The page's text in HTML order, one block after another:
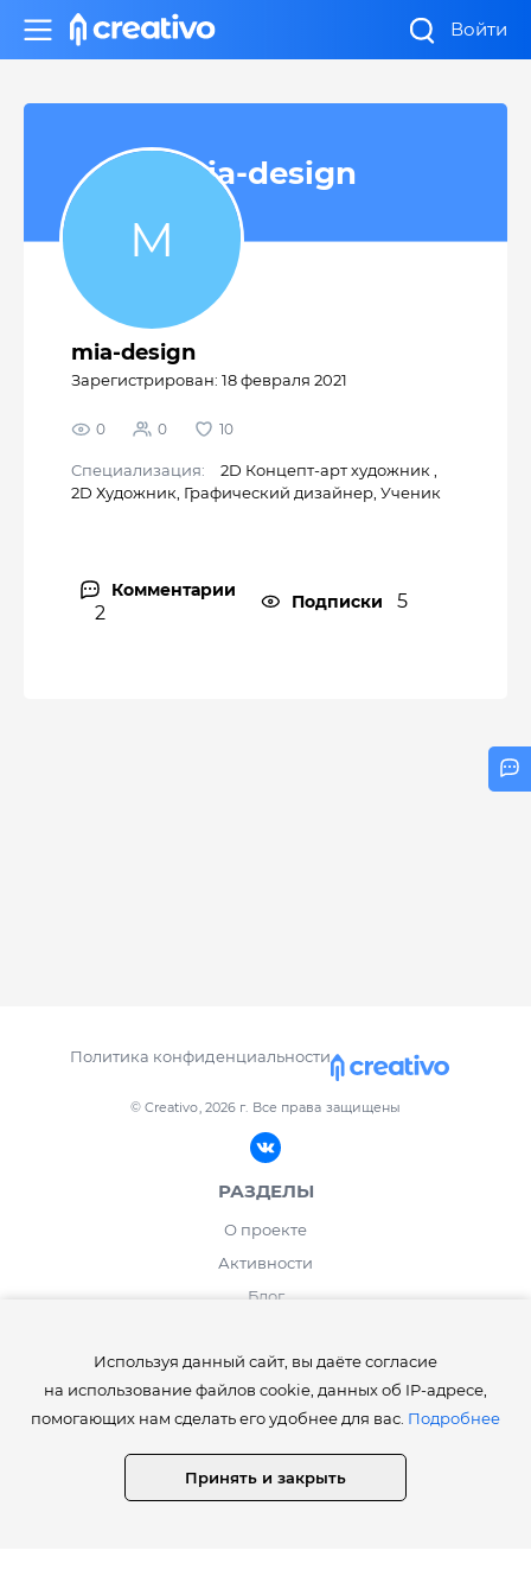
Войти
mia-design
mia-design
Зарегистрирован: 18 февраля 2021
0 0 10
Cпециализация: 2D Концепт-арт художник,
2D Художник, Графический дизайнер, Ученик
Комментарии
2 Подписки 5
© Creativo, 2026 г. Все права защищены
Политика конфиденциальности
РАЗДЕЛЫ
О проекте
Активности
Блог
Правила сайта Creativo.one
Лента и рейтинг
Опросы
Используя данный сайт, вы даёте согласие
на использование файлов cookie, данных об IP-адресе,
помогающих нам сделать его удобнее для вас. Подробнее
Принять и закрыть